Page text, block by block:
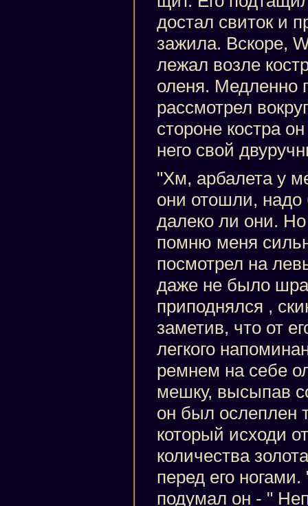
достал свиток и
зажила. Вскоре,
лежал возле
оленя. Медленно
рассмотрел
стороне костра
него свой
"Хм, арбалета у
они отошли, надо
далеко ли они.
помню меня
посмотрел на
даже не было
приподнялся ,
заметив, что от
легкого
ремнем на себе
мешку, высыпав
он был ослеплен
который исходи
количества
перед его
подумал он - "